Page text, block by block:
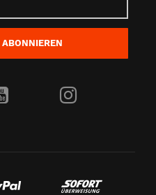
ABONNIEREN